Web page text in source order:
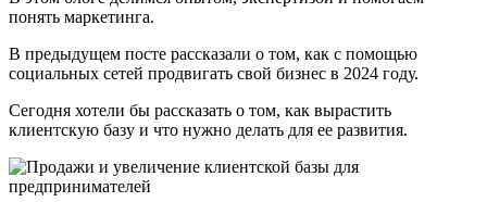
понять маркетинга.
В предыдущем посте рассказали о том, как с помощью
социальных сетей продвигать свой бизнес в 2024 году.
Сегодня хотели бы рассказать о том, как вырастить
клиентскую базу и что нужно делать для ее развития.